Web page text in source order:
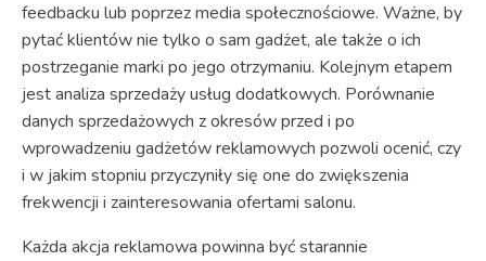
feedbacku lub poprzez media społecznościowe. Ważne, by
pytać klientów nie tylko o sam gadżet, ale także o ich
postrzeganie marki po jego otrzymaniu. Kolejnym etapem
jest analiza sprzedaży usług dodatkowych. Porównanie
danych sprzedażowych z okresów przed i po
wprowadzeniu gadżetów reklamowych pozwoli ocenić, czy
i w jakim stopniu przyczyniły się one do zwiększenia
frekwencji i zainteresowania ofertami salonu.
Każda akcja reklamowa powinna być starannie